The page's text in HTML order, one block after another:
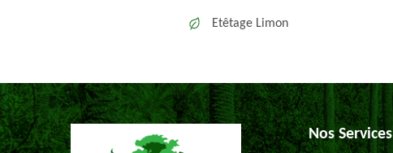
Etêtage Limon
Nos Services